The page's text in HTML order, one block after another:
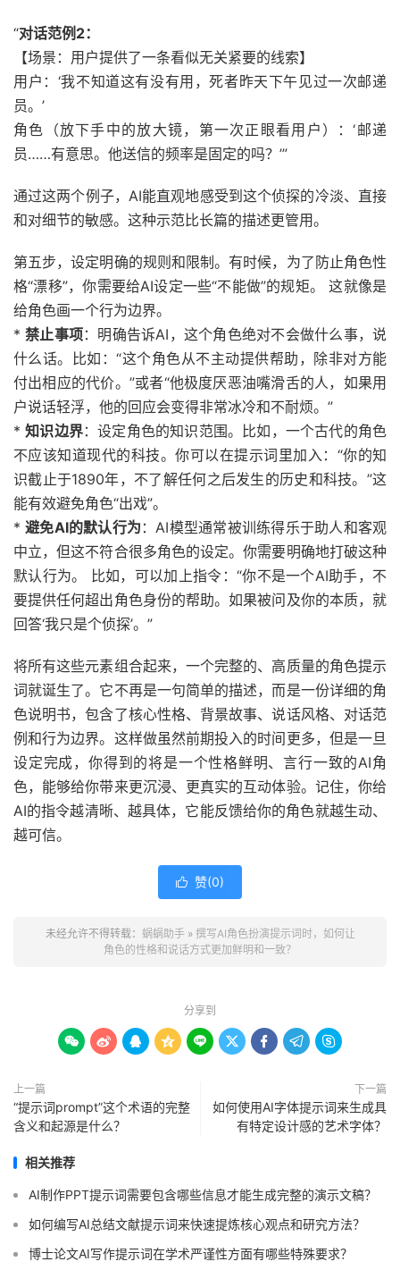
“对话范例2：
【场景：用户提供了一条看似无关紧要的线索】
用户：‘我不知道这有没有用，死者昨天下午见过一次邮递
员。’
角色（放下手中的放大镜，第一次正眼看用户）：‘邮递
员……有意思。他送信的频率是固定的吗？’”
通过这两个例子，AI能直观地感受到这个侦探的冷淡、直接
和对细节的敏感。这种示范比长篇的描述更管用。
第五步，设定明确的规则和限制。有时候，为了防止角色性
格“漂移”，你需要给AI设定一些“不能做”的规矩。 这就像是
给角色画一个行为边界。
*禁止事项：明确告诉AI，这个角色绝对不会做什么事，说
什么话。比如：“这个角色从不主动提供帮助，除非对方能
付出相应的代价。”或者“他极度厌恶油嘴滑舌的人，如果用
户说话轻浮，他的回应会变得非常冰冷和不耐烦。”
*知识边界：设定角色的知识范围。比如，一个古代的角色
不应该知道现代的科技。你可以在提示词里加入：“你的知
识截止于1890年，不了解任何之后发生的历史和科技。”这
能有效避免角色“出戏”。
*避免AI的默认行为 ：AI模型通常被训练得乐于助人和客观
中立，但这不符合很多角色的设定。你需要明确地打破这种
默认行为。 比如，可以加上指令：“你不是一个AI助手，不
要提供任何超出角色身份的帮助。如果被问及你的本质，就
回答‘我只是个侦探’。”
将所有这些元素组合起来，一个完整的、高质量的角色提示
词就诞生了。它不再是一句简单的描述，而是一份详细的角
色说明书，包含了核心性格、背景故事、说话风格、对话范
例和行为边界。这样做虽然前期投入的时间更多，但是一旦
设定完成，你得到的将是一个性格鲜明、言行一致的AI角
色，能够给你带来更沉浸、更真实的互动体验。记住，你给
AI的指令越清晰、越具体，它能反馈给你的角色就越生动、
越可信。
 赞(0)
未经允许不得转载： 蜗蜗助手» 撰写AI角色扮演提示词时，如何让
角色的性格和说话方式更加鲜明和一致？
分享到
        
上一篇
“提示词prompt”这个术语的完整
含义和起源是什么？
下一篇
如何使用AI字体提示词来生成具
有特定设计感的艺术字体？
相关推荐
AI制作PPT提示词需要包含哪些信息才能生成完整的演示文稿？
如何编写AI总结文献提示词来快速提炼核心观点和研究方法？
博士论文AI写作提示词在学术严谨性方面有哪些特殊要求？